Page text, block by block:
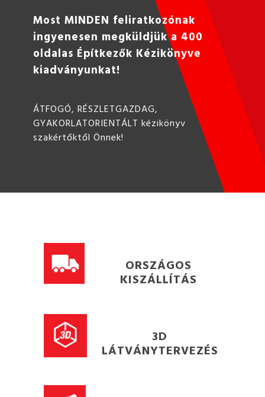
Most MINDEN feliratkozónak
ingyenesen megküldjük a 400
oldalas Építkezők Kézikönyve
kiadványunkat!
ÁTFOGÓ, RÉSZLETGAZDAG,
GYAKORLATORIENTÁLT kézikönyv
szakértőktől Önnek!
ORSZÁGOS
KISZÁLLÍTÁS
3D
LÁTVÁNYTERVEZÉS